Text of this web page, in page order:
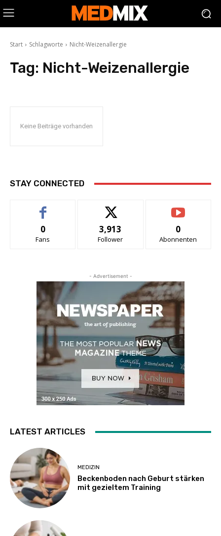
Start Schlagworte Nicht-Weizenallergie
Tag: Nicht-Weizenallergie
Keine Beiträge vorhanden
STAY CONNECTED
0
Fans
3,913
Follower
0
Abonnenten
- Advertisement -
LATEST ARTICLES
MEDIZIN
Beckenboden nach Geburt stärken
mit gezieltem Training